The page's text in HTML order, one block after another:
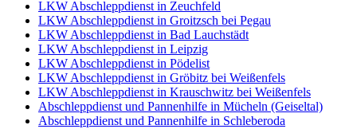
LKW Abschleppdienst in Zeuchfeld
LKW Abschleppdienst in Groitzsch bei Pegau
LKW Abschleppdienst in Bad Lauchstädt
LKW Abschleppdienst in Leipzig
LKW Abschleppdienst in Pödelist
LKW Abschleppdienst in Gröbitz bei Weißenfels
LKW Abschleppdienst in Krauschwitz bei Weißenfels
Abschleppdienst und Pannenhilfe in Mücheln (Geiseltal)
Abschleppdienst und Pannenhilfe in Schleberoda